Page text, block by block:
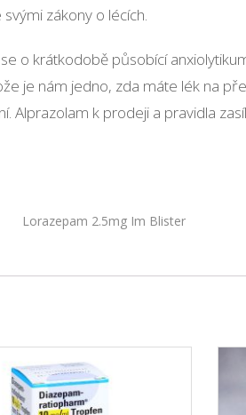
zákony o lécích.
o krátkodobě působící
je nám jedno, zda máte lék na
Alprazolam k prodeji a pravidla
Lorazepam 2.5mg Im Blister